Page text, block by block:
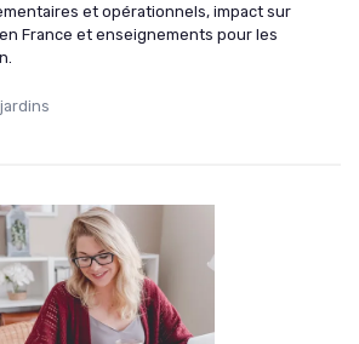
et opérationnels, impact sur
France et enseignements pour les